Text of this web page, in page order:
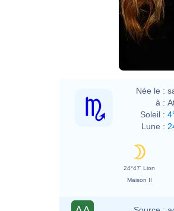
Née le :
à :
Soleil :
Lune :
24°47' Lion
Maison II